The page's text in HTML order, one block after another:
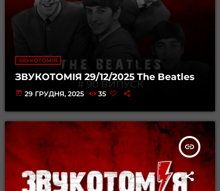
ЗВУКОТОМІЯ
ЗВУКОТОМІЯ 29/12/2025 The Beatles
today 29 ГРУДНЯ, 2025 35
insert_link